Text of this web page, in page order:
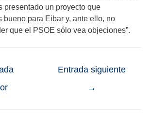
presentado un proyecto que
bueno para Eibar y, ante ello, no
que el PSOE sólo vea objeciones”.
Entrada siguiente
→